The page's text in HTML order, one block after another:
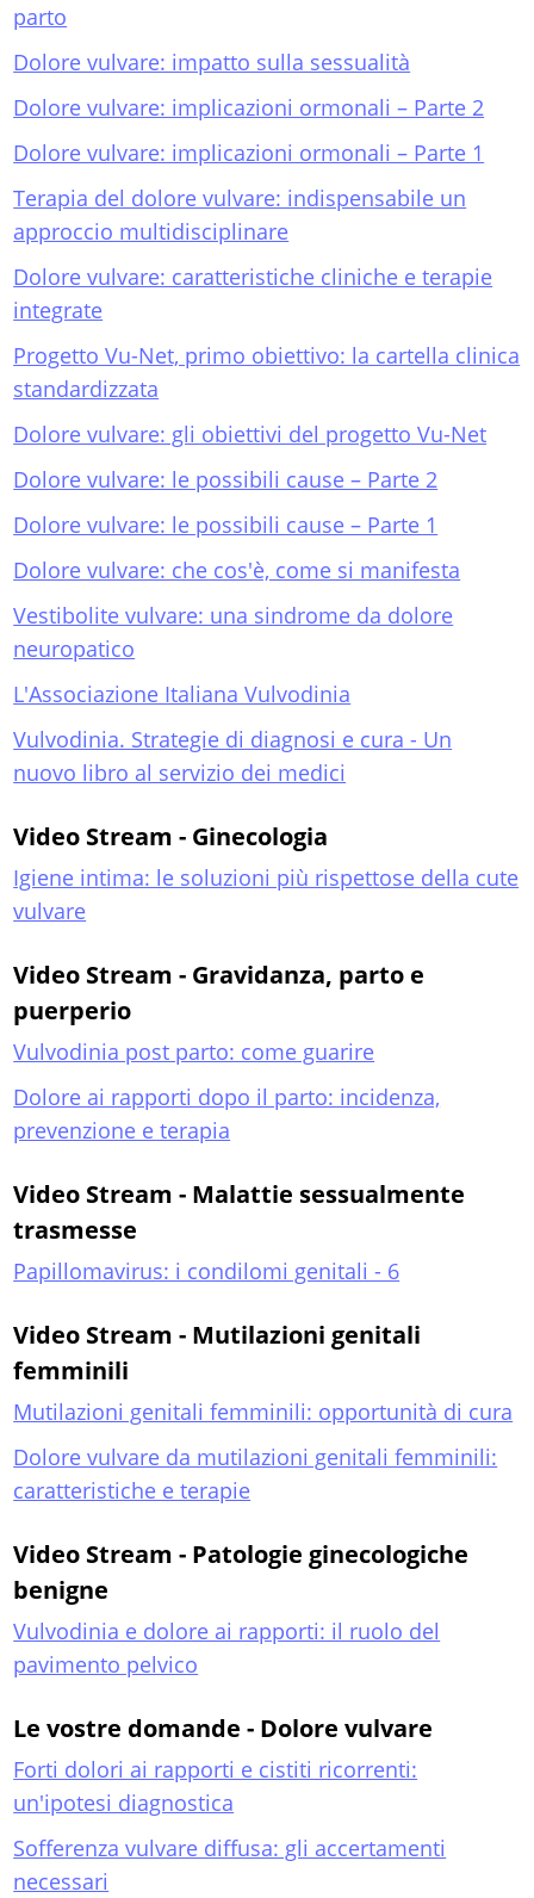
parto
Dolore vulvare: impatto sulla sessualità
Dolore vulvare: implicazioni ormonali – Parte 2
Dolore vulvare: implicazioni ormonali – Parte 1
Terapia del dolore vulvare: indispensabile un
approccio multidisciplinare
Dolore vulvare: caratteristiche cliniche e terapie
integrate
Progetto Vu-Net, primo obiettivo: la cartella clinica
standardizzata
Dolore vulvare: gli obiettivi del progetto Vu-Net
Dolore vulvare: le possibili cause – Parte 2
Dolore vulvare: le possibili cause – Parte 1
Dolore vulvare: che cos'è, come si manifesta
Vestibolite vulvare: una sindrome da dolore
neuropatico
L'Associazione Italiana Vulvodinia
Vulvodinia. Strategie di diagnosi e cura - Un
nuovo libro al servizio dei medici
Video Stream - Ginecologia
Igiene intima: le soluzioni più rispettose della cute
vulvare
Video Stream - Gravidanza, parto e
puerperio
Vulvodinia post parto: come guarire
Dolore ai rapporti dopo il parto: incidenza,
prevenzione e terapia
Video Stream - Malattie sessualmente
trasmesse
Papillomavirus: i condilomi genitali - 6
Video Stream - Mutilazioni genitali
femminili
Mutilazioni genitali femminili: opportunità di cura
Dolore vulvare da mutilazioni genitali femminili:
caratteristiche e terapie
Video Stream - Patologie ginecologiche
benigne
Vulvodinia e dolore ai rapporti: il ruolo del
pavimento pelvico
Le vostre domande - Dolore vulvare
Forti dolori ai rapporti e cistiti ricorrenti:
un'ipotesi diagnostica
Sofferenza vulvare diffusa: gli accertamenti
necessari